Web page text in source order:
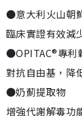
●意大利火山朝
臨床實證有效減
●OPITAC®專利
對抗自由基，降
●奶薊提取物
增強代謝解毒功